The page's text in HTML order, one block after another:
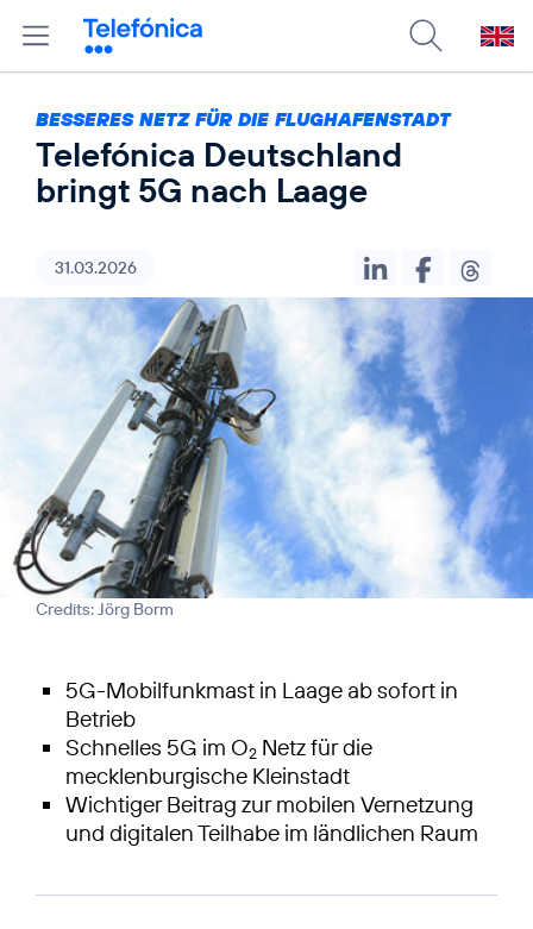
BESSERES NETZ FÜR DIE FLUGHAFENSTADT
Telefónica Deutschland
bringt 5G nach Laage
31.03.2026
Credits: Jörg Borm
5G-Mobilfunkmast in Laage ab sofort in
Betrieb
Schnelles 5G im O2 Netz für die
mecklenburgische Kleinstadt
Wichtiger Beitrag zur mobilen Vernetzung
und digitalen Teilhabe im ländlichen Raum